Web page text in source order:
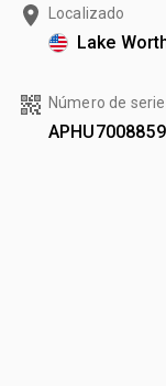
Localizado
Lake
Número de serie
APHU7008859